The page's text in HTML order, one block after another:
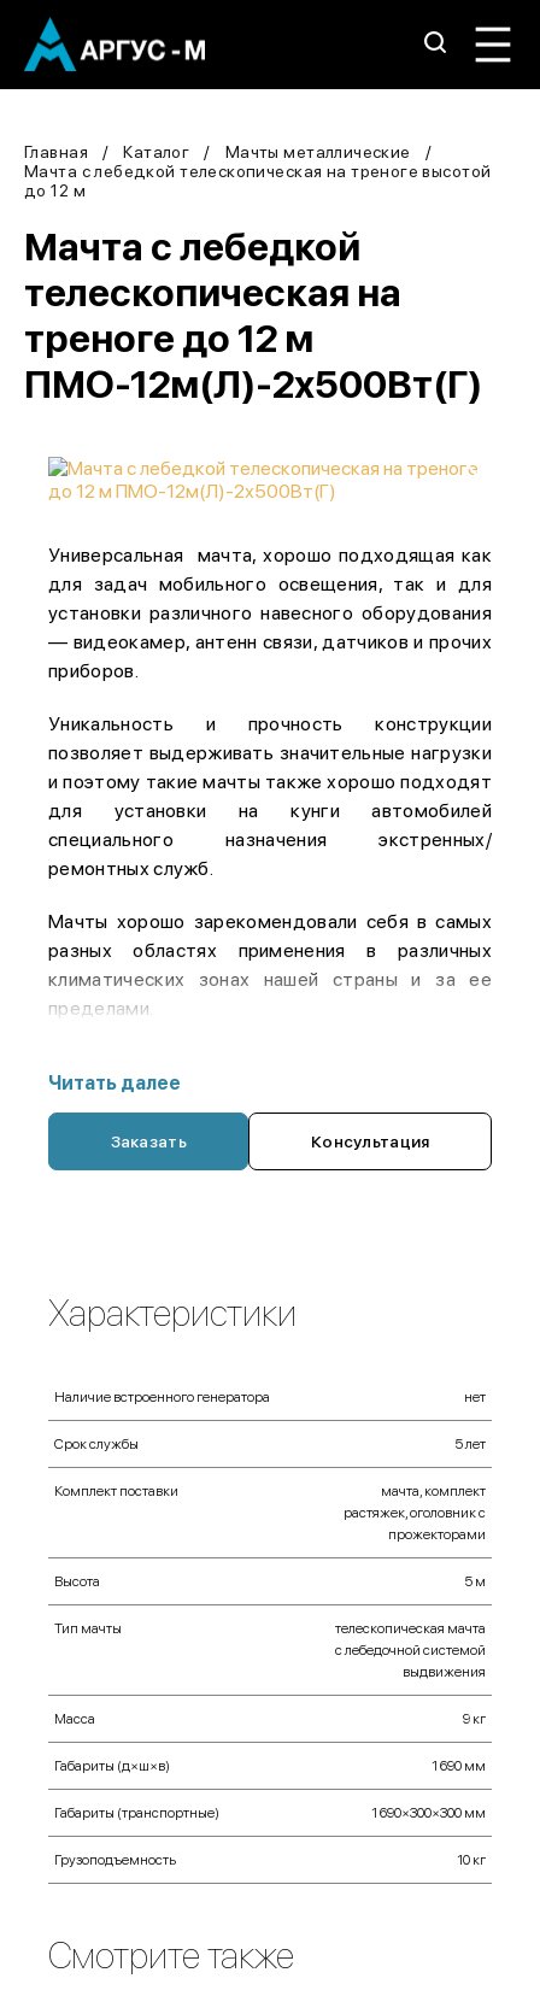
Главная Каталог
Мачты металлические
Мачта с лебедкой телескопическая на треноге высотой
до 12 м
Мачта с лебедкой
телескопическая на
треноге до 12 м
ПМО-12м(Л)-2х500Вт(Г)
Универсальная мачта, хорошо подходящая как
для задач мобильного освещения, так и для
установки различного навесного оборудования
— видеокамер, антенн связи, датчиков и прочих
приборов.
Уникальность и прочность конструкции
позволяет выдерживать значительные нагрузки
и поэтому такие мачты также хорошо подходят
для установки на кунги автомобилей
специального назначения экстренных/
ремонтных служб.
Мачты хорошо зарекомендовали себя в самых
разных областях применения в различных
климатических зонах нашей страны и за ее
пределами.
чехол-переноска,
удлинитель,
Читать далее
Заказать Консультация
Характеристики
Наличие встроенного генератора нет
Срок службы 5 лет
Комплект поставки
мачта, комплект
растяжек, оголовник с
прожекторами
Высота 5 м
Тип мачты
телескопическая мачта
с лебедочной системой
выдвижения
Масса 9 кг
Габариты (д×ш×в) 1 690 мм
Габариты (транспортные) 1 690×300×300 мм
Грузоподъемность 10 кг
Смотрите также